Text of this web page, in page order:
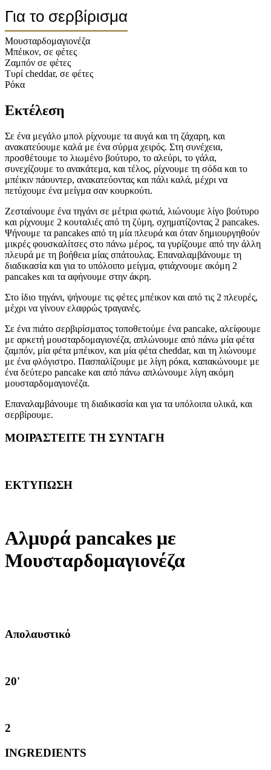
Για το σερβίρισμα
Μουσταρδομαγιονέζα
Μπέικον, σε φέτες
Ζαμπόν σε φέτες
Τυρί cheddar, σε φέτες
Ρόκα
Εκτέλεση
Σε ένα μεγάλο μπολ ρίχνουμε τα αυγά και τη ζάχαρη, και
ανακατεύουμε καλά με ένα σύρμα χειρός. Στη συνέχεια,
προσθέτουμε το λιωμένο βούτυρο, το αλεύρι, το γάλα,
συνεχίζουμε το ανακάτεμα, και τέλος, ρίχνουμε τη σόδα και το
μπέικιν πάουντερ, ανακατεύοντας και πάλι καλά, μέχρι να
πετύχουμε ένα μείγμα σαν κουρκούτι.
Ζεσταίνουμε ένα τηγάνι σε μέτρια φωτιά, λιώνουμε λίγο βούτυρο
και ρίχνουμε 2 κουταλιές από τη ζύμη, σχηματίζοντας 2 pancakes.
Ψήνουμε τα pancakes από τη μία πλευρά και όταν δημιουργηθούν
μικρές φουσκαλίτσες στο πάνω μέρος, τα γυρίζουμε από την άλλη
πλευρά με τη βοήθεια μίας σπάτουλας. Επαναλαμβάνουμε τη
διαδικασία και για το υπόλοιπο μείγμα, φτιάχνουμε ακόμη 2
pancakes και τα αφήνουμε στην άκρη.
Στο ίδιο τηγάνι, ψήνουμε τις φέτες μπέικον και από τις 2 πλευρές,
μέχρι να γίνουν ελαφρώς τραγανές.
Σε ένα πιάτο σερβιρίσματος τοποθετούμε ένα pancake, αλείφουμε
με αρκετή μουσταρδομαγιονέζα, απλώνουμε από πάνω μία φέτα
ζαμπόν, μία φέτα μπέικον, και μία φέτα cheddar, και τη λιώνουμε
με ένα φλόγιστρο. Πασπαλίζουμε με λίγη ρόκα, καπακώνουμε με
ένα δεύτερο pancake και από πάνω απλώνουμε λίγη ακόμη
μουσταρδομαγιονέζα.
Επαναλαμβάνουμε τη διαδικασία και για τα υπόλοιπα υλικά, και
σερβίρουμε.
ΜΟΙΡΑΣΤΕΙΤΕ ΤΗ ΣΥΝΤΑΓΗ
ΕΚΤΥΠΩΣΗ
Αλμυρά pancakes με
Μουσταρδομαγιονέζα
Απολαυστικό
20'
2
INGREDIENTS